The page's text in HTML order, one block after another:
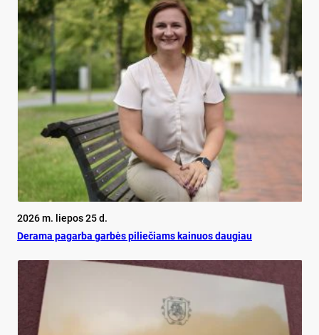
2026 m. liepos 25 d.
De­ra­ma pa­gar­ba gar­bės pi­lie­čiams kai­nuos dau­giau